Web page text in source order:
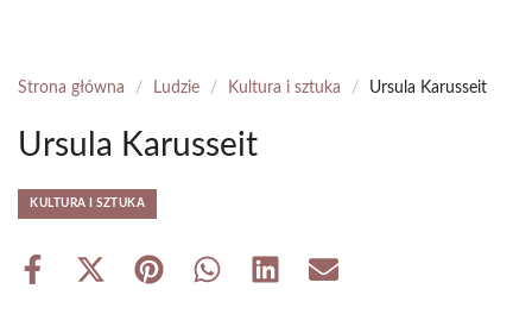
Strona główna / Ludzie / Kultura i sztuka / Ursula Karusseit
Ursula Karusseit
KULTURA I SZTUKA
Share
Share Share Share Share Share